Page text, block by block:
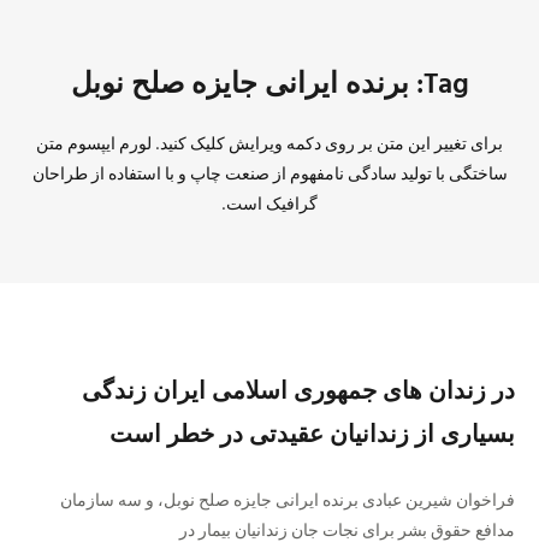
Tag: برنده ایرانی جایزه صلح نوبل
برای تغییر این متن بر روی دکمه ویرایش کلیک کنید. لورم ایپسوم متن
ساختگی با تولید سادگی نامفهوم از صنعت چاپ و با استفاده از طراحان
گرافیک است.
در زندان های جمهوری اسلامی ایران زندگی
بسیاری از زندانیان عقیدتی در خطر است
فراخوان شیرین عبادی برنده ایرانی جایزه صلح نوبل، و سه سازمان
مدافع حقوق بشر برای نجات جان زندانیان بیمار در